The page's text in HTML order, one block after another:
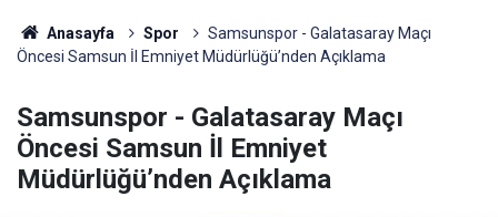
Anasayfa Spor
Samsunspor - Galatasaray Maçı
Öncesi Samsun İl Emniyet Müdürlüğü’nden Açıklama
Samsunspor - Galatasaray Maçı
Öncesi Samsun İl Emniyet
Müdürlüğü’nden Açıklama